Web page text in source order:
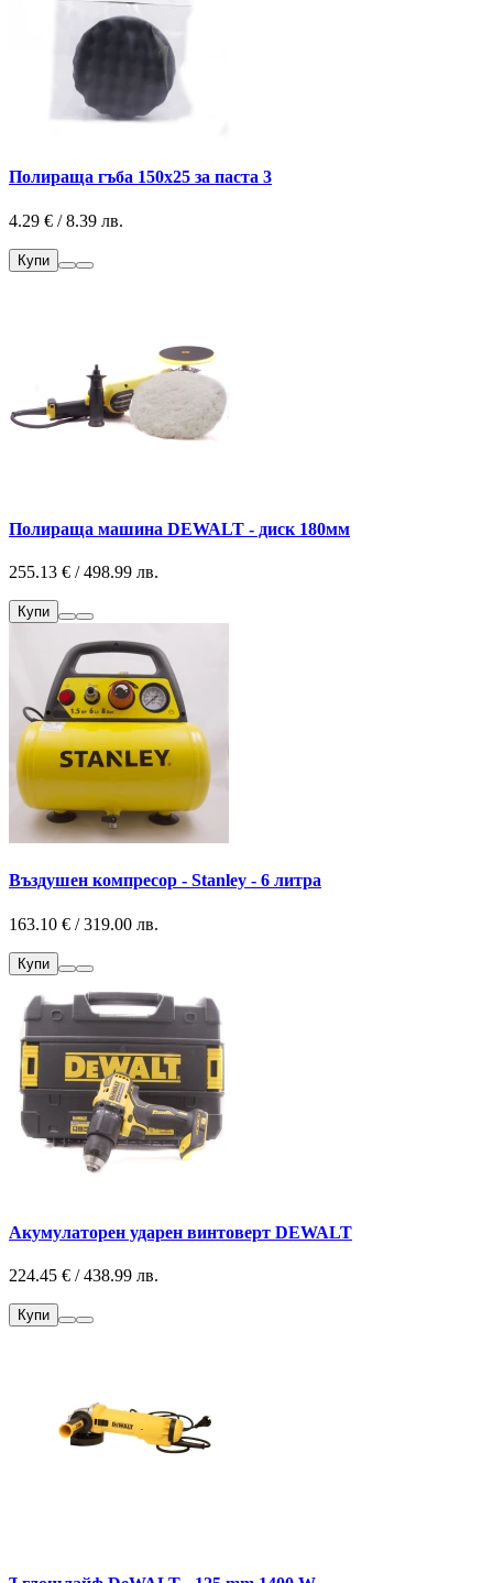
Полираща гъба 150х25 за паста 3
4.29 € / 8.39 лв.
Купи
Полираща машина DEWALT - диск 180мм
255.13 € / 498.99 лв.
Купи
Въздушен компресор - Stanley - 6 литра
163.10 € / 319.00 лв.
Купи
Акумулаторен ударен винтоверт DEWALT
224.45 € / 438.99 лв.
Купи